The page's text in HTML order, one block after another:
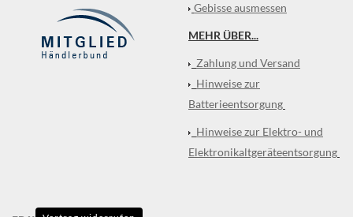
Gebisse ausmessen
MEHR ÜBER...
Zahlung und Versand
Hinweise zur
Batterieentsorgung
Hinweise zur Elektro- und
Elektronikaltgeräteentsorgung